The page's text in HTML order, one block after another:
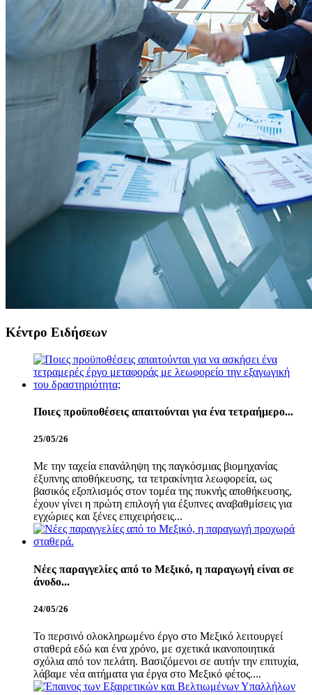
Κέντρο Ειδήσεων
Ποιες προϋποθέσεις απαιτούνται για ένα τετραήμερο...
25/05/26
Με την ταχεία επανάληψη της παγκόσμιας βιομηχανίας
έξυπνης αποθήκευσης, τα τετρακίνητα λεωφορεία, ως
βασικός εξοπλισμός στον τομέα της πυκνής αποθήκευσης,
έχουν γίνει η πρώτη επιλογή για έξυπνες αναβαθμίσεις για
εγχώριες και ξένες επιχειρήσεις...
Νέες παραγγελίες από το Μεξικό, η παραγωγή είναι σε
άνοδο...
24/05/26
Το περσινό ολοκληρωμένο έργο στο Μεξικό λειτουργεί
σταθερά εδώ και ένα χρόνο, με σχετικά ικανοποιητικά
σχόλια από τον πελάτη. Βασιζόμενοι σε αυτήν την επιτυχία,
λάβαμε νέα αιτήματα για έργα στο Μεξικό φέτος....